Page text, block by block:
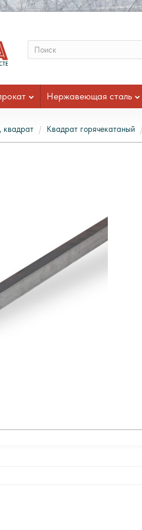
Нержавеющая сталь
квадрат Квадрат горячекатаный